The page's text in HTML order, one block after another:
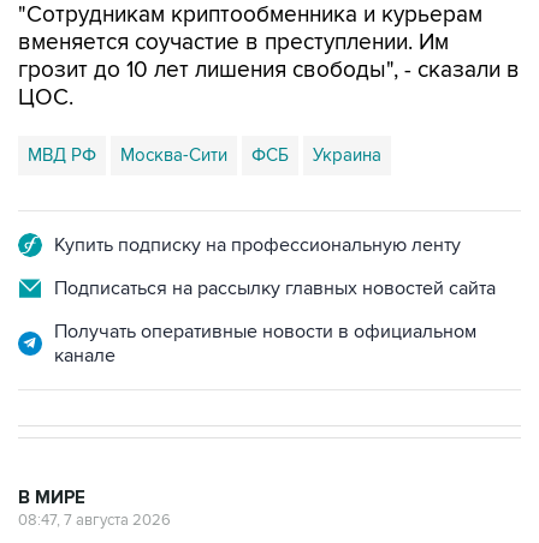
"Сотрудникам криптообменника и курьерам
вменяется соучастие в преступлении. Им
грозит до 10 лет лишения свободы", - сказали в
ЦОС.
МВД РФ Москва-Сити ФСБ Украина
Купить подписку на профессиональную ленту
Подписаться на рассылку главных новостей сайта
Получать оперативные новости в официальном
канале
В МИРЕ
08:47, 7 августа 2026